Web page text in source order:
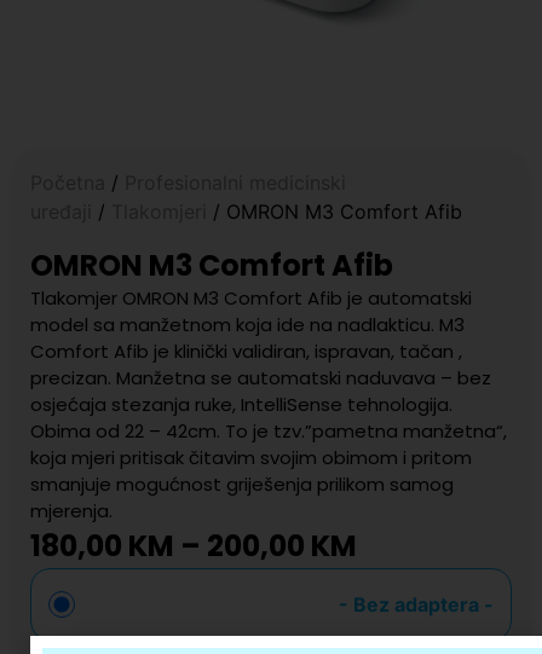
/
/ / OMRON M3 Comfort Afib
OMRON M3 Comfort Afib
Tlakomjer OMRON M3 Comfort Afib je automatski
model sa manžetnom koja ide na nadlakticu. M3
Comfort Afib je klinički validiran, ispravan, tačan ,
precizan. Manžetna se automatski naduvava – bez
osjećaja stezanja ruke, IntelliSense tehnologija.
Obima od 22 – 42cm. To je tzv.”pametna manžetna“,
koja mjeri pritisak čitavim svojim obimom i pritom
smanjuje mogućnost griješenja prilikom samog
mjerenja.
180,00 KM – 200,00 KM
- Bez adaptera -